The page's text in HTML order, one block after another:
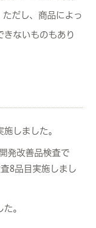
だし、商品によっ
きないものもあり
しました。
発改善品検査で
8品目実施しまし
。